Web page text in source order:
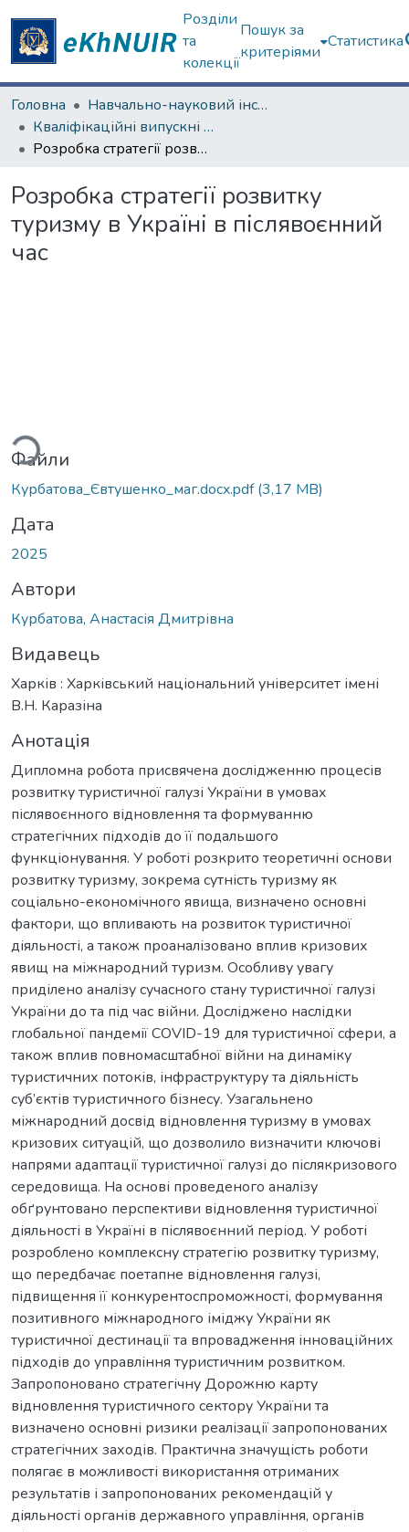
Розділи
та
колекції
Пошук за
критеріями
Статистика
Головна
Навчально-науковий інститут "Каразінський інститут міжнародних відносин та туристичного бізнесу"
Кваліфікаційні випускні роботи магістрів. Навчально-науковий інститут "Каразінський інститут міжнародних відносин та туристичного бізнесу"
Розробка стратегії розвитку туризму в Україні в післявоєнний час
Розробка стратегії розвитку
туризму в Україні в післявоєнний
час
Вантажиться...
Файли
Курбатова_Євтушенко_маг.docx.pdf(3,17 MB)
Дата
2025
Автори
Курбатова, Анастасія Дмитрівна
Видавець
Харків : Харківський національний університет імені
В.Н. Каразіна
Анотація
Дипломна робота присвячена дослідженню процесів
розвитку туристичної галузі України в умовах
післявоєнного відновлення та формуванню
стратегічних підходів до її подальшого
функціонування. У роботі розкрито теоретичні основи
розвитку туризму, зокрема сутність туризму як
соціально-економічного явища, визначено основні
фактори, що впливають на розвиток туристичної
діяльності, а також проаналізовано вплив кризових
явищ на міжнародний туризм. Особливу увагу
приділено аналізу сучасного стану туристичної галузі
України до та під час війни. Досліджено наслідки
глобальної пандемії COVID-19 для туристичної сфери, а
також вплив повномасштабної війни на динаміку
туристичних потоків, інфраструктуру та діяльність
суб’єктів туристичного бізнесу. Узагальнено
міжнародний досвід відновлення туризму в умовах
кризових ситуацій, що дозволило визначити ключові
напрями адаптації туристичної галузі до післякризового
середовища. На основі проведеного аналізу
обґрунтовано перспективи відновлення туристичної
діяльності в Україні в післявоєнний період. У роботі
розроблено комплексну стратегію розвитку туризму,
що передбачає поетапне відновлення галузі,
підвищення її конкурентоспроможності, формування
позитивного міжнародного іміджу України як
туристичної дестинації та впровадження інноваційних
підходів до управління туристичним розвитком.
Запропоновано стратегічну Дорожню карту
відновлення туристичного сектору України та
визначено основні ризики реалізації запропонованих
стратегічних заходів. Практична значущість роботи
полягає в можливості використання отриманих
результатів і запропонованих рекомендацій у
діяльності органів державного управління, органів